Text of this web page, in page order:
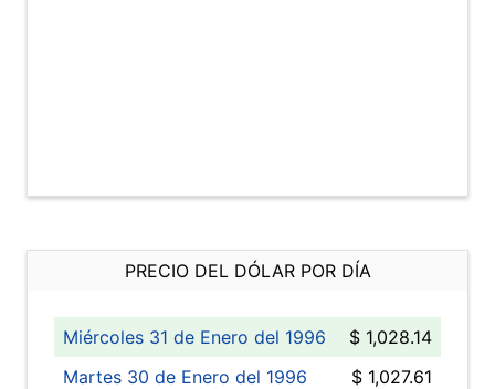
PRECIO DEL DÓLAR POR DÍA
Miércoles 31 de Enero del 1996
$ 1,028.14
Martes 30 de Enero del 1996
$ 1,027.61